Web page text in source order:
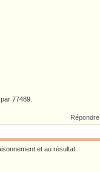
77489.
Répondre
et au résultat.